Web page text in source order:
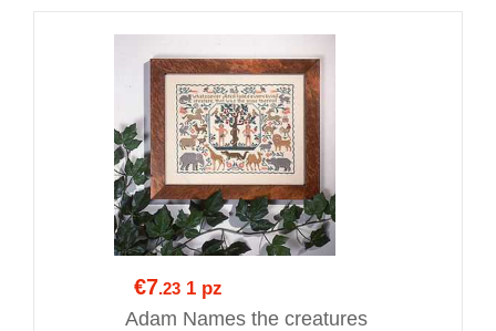
€7.23 1 pz
Adam Names the creatures